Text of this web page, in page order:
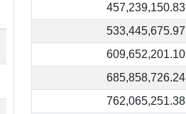
457,239,150.83
533,445,675.97
609,652,201.10
685,858,726.24
762,065,251.38